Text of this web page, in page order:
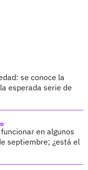
se conoce la
esperada serie de
en algunos
septiembre; ¿está el